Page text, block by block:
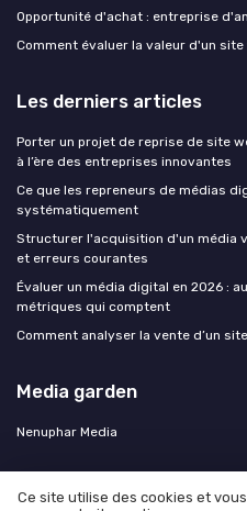
Opportunité d'achat : entreprise
Comment évaluer la valeur d'un
Les derniers articles
Porter un projet de reprise de site
à l’ère des entreprises innovantes
Ce que les repreneurs de médias
systématiquement
Structurer l'acquisition d'un média
et erreurs courantes
Évaluer un média digital en 2026 :
métriques qui comptent
Comment analyser la vente d’un
Media garden
Nenuphar Media
Ce site utilise des cookies et